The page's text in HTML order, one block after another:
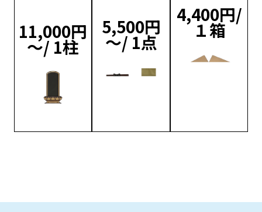
11,000円
～/ 1柱
5,500円
～/ 1点
4,400円/
１箱